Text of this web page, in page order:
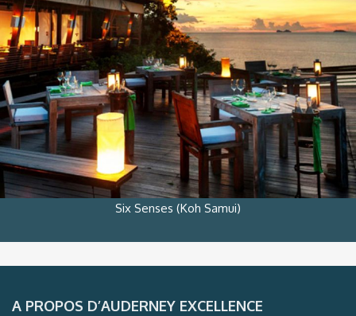
Six Senses (Koh Samui)
A PROPOS D’AUDERNEY EXCELLENCE